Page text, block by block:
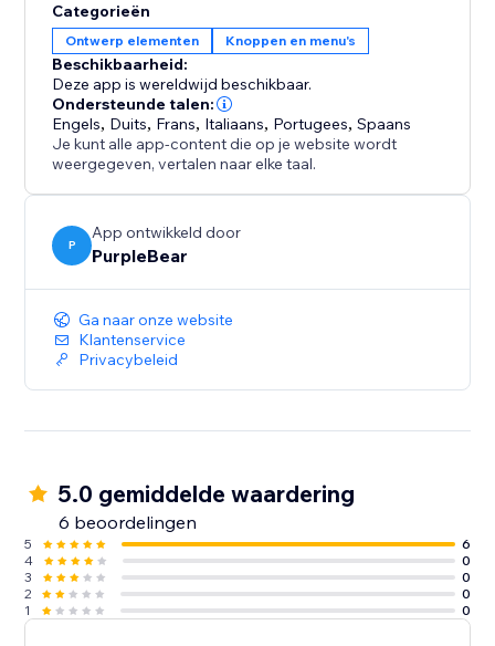
door uw pagina's.
Sluit aan bij uw merk - Pas elke beweging en elk detail
aan om de esthetiek van uw winkel aan te vullen.
Voeg een vleugje verfijning toe aan uw website -
installeer vandaag nog Smooth Scroll en laat elke
scroll soepel, modern en premium aanvoelen.
Categorieën
Ontwerp elementen Knoppen en menu's
Beschikbaarheid:
Deze app is wereldwijd beschikbaar.
Ondersteunde talen:
Engels, Duits, Frans, Italiaans, Portugees,Spaans
Je kunt alle app-content die op je website wordt
weergegeven, vertalen naar elke taal.
P
App ontwikkeld door
PurpleBear
Ga naar onze website
Klantenservice
Privacybeleid
5.0 gemiddelde waardering
6 beoordelingen
5
6
4
0
3
0
2
0
1
0